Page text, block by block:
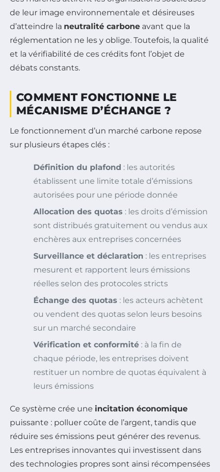
de leur image environnementale et désireuses
d’atteindre la neutralité carbone avant que la
réglementation ne les y oblige. Toutefois, la qualité
et la vérifiabilité de ces crédits font l’objet de
débats constants.
COMMENT FONCTIONNE LE
MÉCANISME D’ÉCHANGE ?
Le fonctionnement d’un marché carbone repose
sur plusieurs étapes clés :
Définition du plafond : les autorités
établissent une limite totale d’émissions
autorisées pour une période donnée
Allocation des quotas : les droits d’émission
sont distribués gratuitement ou vendus aux
enchères aux entreprises concernées
Surveillance et déclaration : les entreprises
mesurent et rapportent leurs émissions
réelles selon des protocoles stricts
Échange des quotas : les acteurs achètent
ou vendent des quotas selon leurs besoins
sur un marché secondaire
Vérification et conformité : à la fin de
chaque période, les entreprises doivent
restituer un nombre de quotas équivalent à
leurs émissions
Ce système crée une incitation économique
puissante : polluer coûte de l’argent, tandis que
réduire ses émissions peut générer des revenus.
Les entreprises innovantes qui investissent dans
des technologies propres sont ainsi récompensées